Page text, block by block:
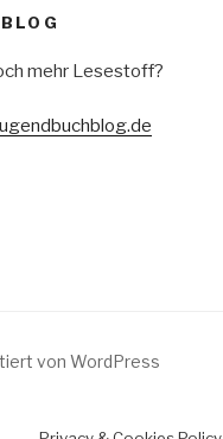
mehr Lesestoff?
von WordPress